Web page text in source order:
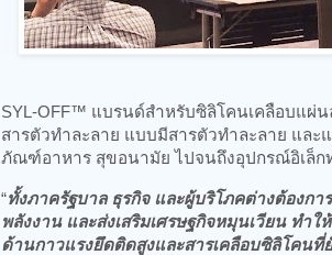
SYL-OFF™ แบรนด์สำหรับซิลิโคนเคลือบแผ่น
สารตัวทำละลาย แบบมีสารตัวทำละลาย แล
ภัณฑ์อาหาร สุขอนามัย ไปจนถึงอุปกรณ์อิเล็ก
“ทั้งภาครัฐบาล ธุรกิจ และผู้บริโภคต่างต้อง
พลังงาน และส่งเสริมเศรษฐกิจหมุนเวียน ท
ด้านกาวแรงยึดติดสูงและสารเคลือบซิลิโคน